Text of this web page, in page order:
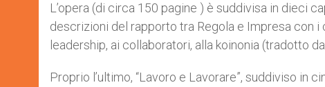
L’opera (di circa 150 pagine ) è suddivisa in dieci
descrizioni del rapporto tra Regola e Impresa con i
leadership, ai collaboratori, alla koinonia (tradotto
Proprio l’ultimo, “Lavoro e Lavorare”, suddiviso in